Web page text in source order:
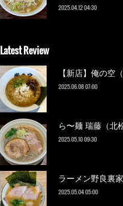
2025.04.12 04:30
Latest Review
【新店】俺の空
2025.06.08 07:00
ら〜麺 瑞藤（北
2025.05.10 09:30
ラーメン野良裏家
2025.05.04 05:00